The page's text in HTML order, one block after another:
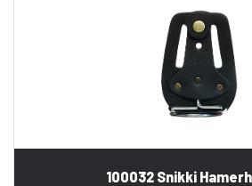
100032 Snikki